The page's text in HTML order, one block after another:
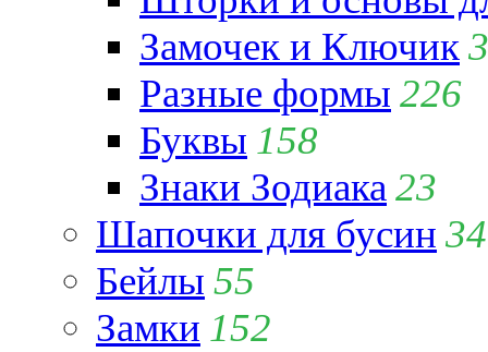
Замочек и Ключик
Разные формы 226
Буквы 158
Знаки Зодиака 23
Шапочки для бусин 34
Бейлы 55
Замки 152